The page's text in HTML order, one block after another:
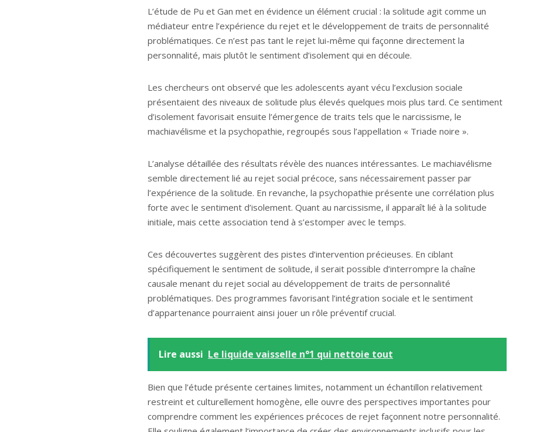
L’étude de Pu et Gan met en évidence un élément crucial : la solitude agit comme un
médiateur entre l’expérience du rejet et le développement de traits de personnalité
problématiques. Ce n’est pas tant le rejet lui-même qui façonne directement la
personnalité, mais plutôt le sentiment d’isolement qui en découle.
Les chercheurs ont observé que les adolescents ayant vécu l’exclusion sociale
présentaient des niveaux de solitude plus élevés quelques mois plus tard. Ce sentiment
d’isolement favorisait ensuite l’émergence de traits tels que le narcissisme, le
machiavélisme et la psychopathie, regroupés sous l’appellation « Triade noire ».
L’analyse détaillée des résultats révèle des nuances intéressantes. Le machiavélisme
semble directement lié au rejet social précoce, sans nécessairement passer par
l’expérience de la solitude. En revanche, la psychopathie présente une corrélation plus
forte avec le sentiment d’isolement. Quant au narcissisme, il apparaît lié à la solitude
initiale, mais cette association tend à s’estomper avec le temps.
Ces découvertes suggèrent des pistes d’intervention précieuses. En ciblant
spécifiquement le sentiment de solitude, il serait possible d’interrompre la chaîne
causale menant du rejet social au développement de traits de personnalité
problématiques. Des programmes favorisant l’intégration sociale et le sentiment
d’appartenance pourraient ainsi jouer un rôle préventif crucial.
Lire aussi Le liquide vaisselle n°1 qui nettoie tout
Bien que l’étude présente certaines limites, notamment un échantillon relativement
restreint et culturellement homogène, elle ouvre des perspectives importantes pour
comprendre comment les expériences précoces de rejet façonnent notre personnalité.